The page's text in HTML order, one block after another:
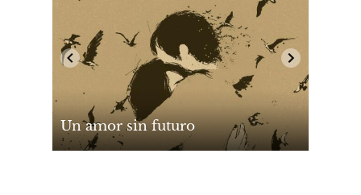
Un amor sin futuro